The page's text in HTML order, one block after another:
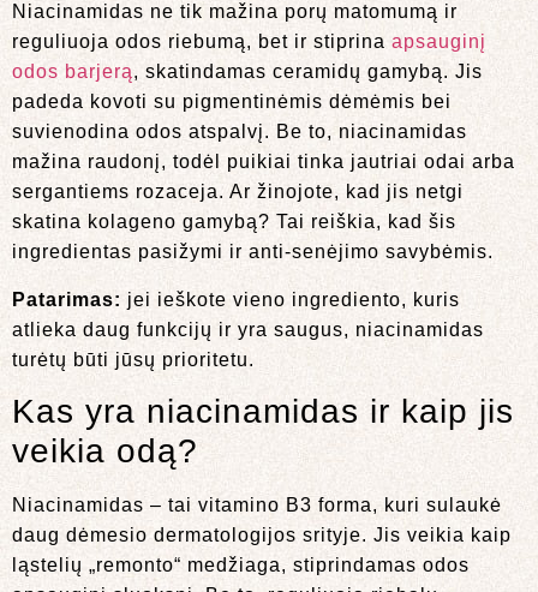
Niacinamidas ne tik mažina porų matomumą ir
reguliuoja odos riebumą, bet ir stiprina apsauginį
odos barjerą, skatindamas ceramidų gamybą. Jis
padeda kovoti su pigmentinėmis dėmėmis bei
suvienodina odos atspalvį. Be to, niacinamidas
mažina raudonį, todėl puikiai tinka jautriai odai arba
sergantiems rozaceja. Ar žinojote, kad jis netgi
skatina kolageno gamybą? Tai reiškia, kad šis
ingredientas pasižymi ir anti-senėjimo savybėmis.
Patarimas: jei ieškote vieno ingrediento, kuris
atlieka daug funkcijų ir yra saugus, niacinamidas
turėtų būti jūsų prioritetu.
Kas yra niacinamidas ir kaip jis
veikia odą?
Niacinamidas – tai vitamino B3 forma, kuri sulaukė
daug dėmesio dermatologijos srityje. Jis veikia kaip
ląstelių „remonto“ medžiaga, stiprindamas odos